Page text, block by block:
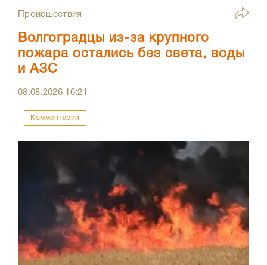
Происшествия
Волгоградцы из-за крупного
пожара остались без света, воды
и АЗС
08.08.2026 16:21
Комментарии